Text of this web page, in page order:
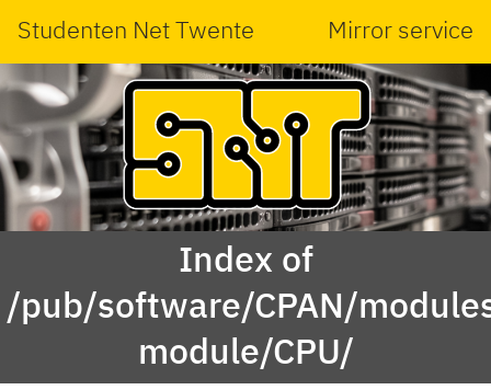
Studenten Net Twente Mirror service
Index of
/pub/software/CPAN/
module/CPU/